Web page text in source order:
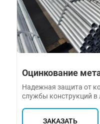
Оцинкование
Надежная защита от
службы конструкций
ЗАКАЗАТЬ